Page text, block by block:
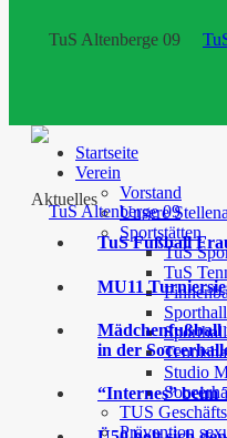
Startseite
Verein
Vorstand
Unsere
Sportstätten
TuS
TuS
Studio
TUS
Prävention
Aktuelles
TuS Fußball
MU11
Mädchenfußball
in der
“Internes” beim